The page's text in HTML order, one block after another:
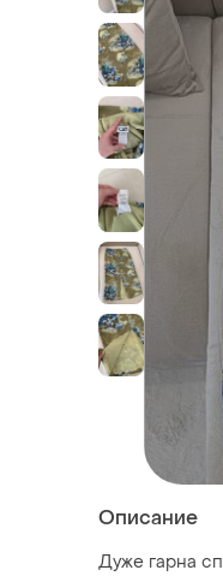
Описание
Дуже гарна